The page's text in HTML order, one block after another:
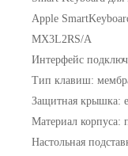
Apple
MX3L2RS/A
Интерфейс
Тип клавиш:
Защитная крышка:
Материал корпуса:
Настольная